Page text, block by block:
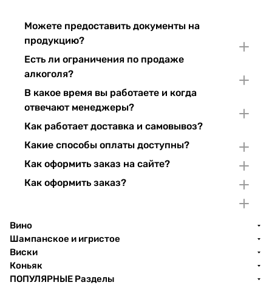
Можете предоставить документы на
продукцию?
Есть ли ограничения по продаже
алкоголя?
В какое время вы работаете и когда
отвечают менеджеры?
Как работает доставка и самовывоз?
Какие способы оплаты доступны?
Как оформить заказ на сайте?
Как оформить заказ?
Вино
Шампанское и игристое
Виски
Коньяк
ПОПУЛЯРНЫЕ Разделы